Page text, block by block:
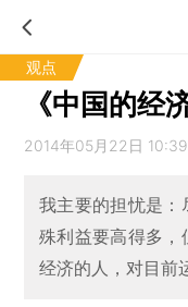
观点
《中国的经
2014年05月22日 10:39
我主要的担忧是
殊利益要高得多，
经济的人，对目前